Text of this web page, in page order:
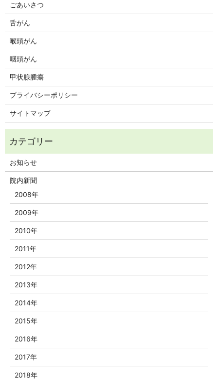
ごあいさつ
舌がん
喉頭がん
咽頭がん
甲状腺腫瘍
プライバシーポリシー
サイトマップ
お知らせ
院内新聞
2008年
2009年
2010年
2011年
2012年
2013年
2014年
2015年
2016年
2017年
2018年